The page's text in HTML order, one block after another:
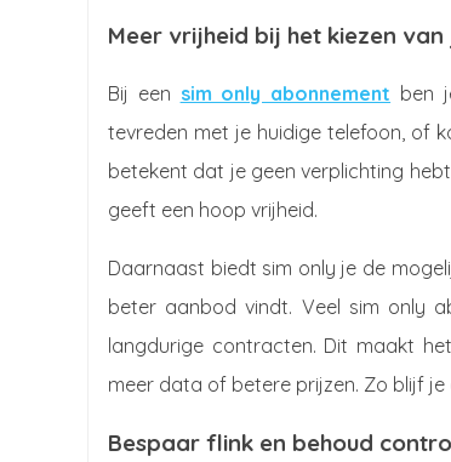
Meer vrijheid bij het kiezen
Bij een sim only abonnement ben
tevreden met je huidige telefoon, of
betekent dat je geen verplichting
geeft een hoop vrijheid.
Daarnaast biedt sim only je de
beter aanbod vindt. Veel sim only
langdurige contracten. Dit maakt
meer data of betere prijzen. Zo blijf
Bespaar flink en behoud